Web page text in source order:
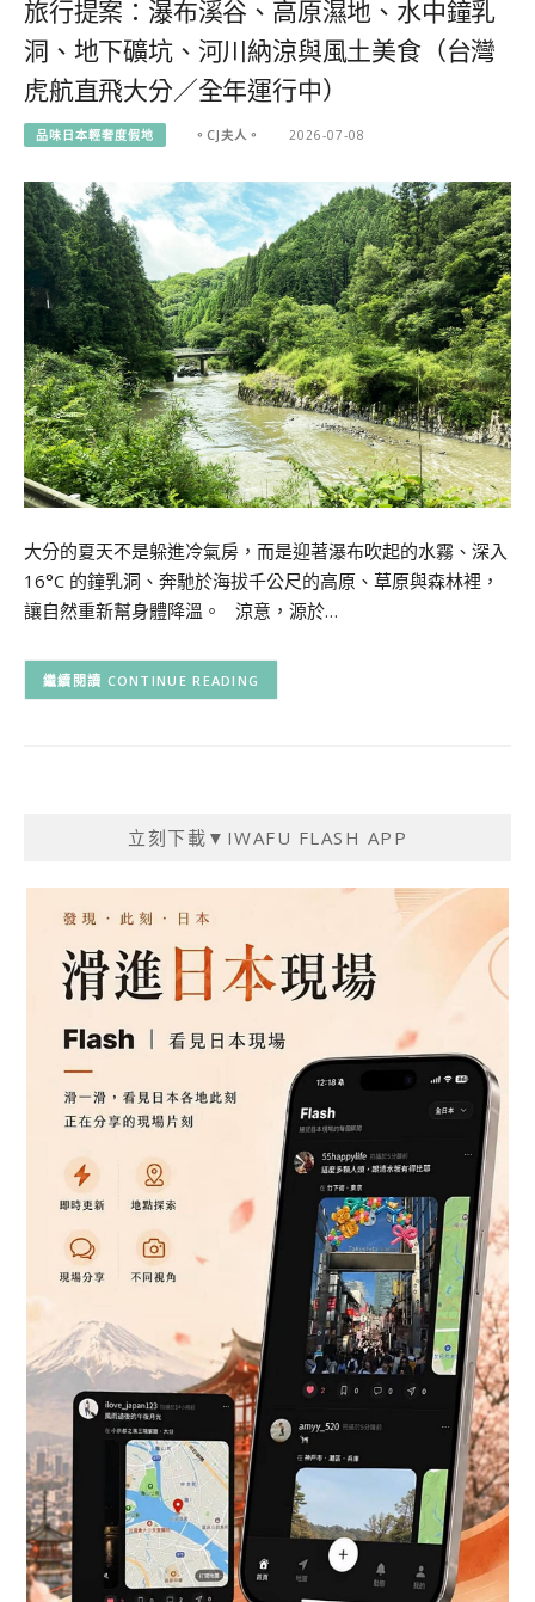
旅行提案：瀑布溪谷、高原濕地、水中鐘乳
洞、地下礦坑、河川納涼與風土美食（台灣
虎航直飛大分／全年運行中）
品味日本輕奢度假地 。CJ夫人。 2026-07-08
大分的夏天不是躲進冷氣房，而是迎著瀑布吹起的水霧、深入
16°C 的鐘乳洞、奔馳於海拔千公尺的高原、草原與森林裡，
讓自然重新幫身體降溫。 涼意，源於…
CONTINUE READING
立刻下載▼IWAFU FLASH APP